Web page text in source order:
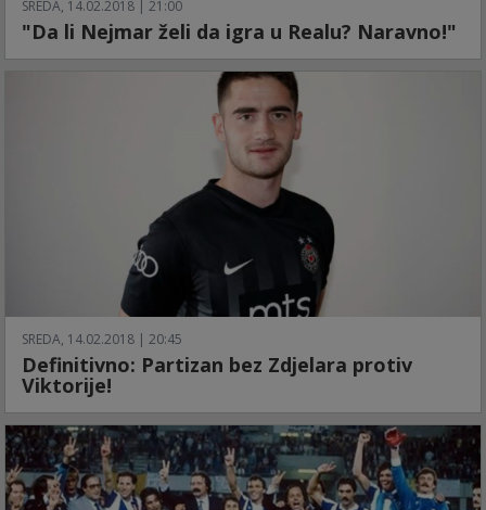
SREDA, 14.02.2018 | 21:00
"Da li Nejmar želi da igra u Realu? Naravno!"
SREDA, 14.02.2018 | 20:45
Definitivno: Partizan bez Zdjelara protiv
Viktorije!